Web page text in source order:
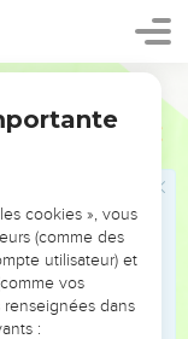
je vais déposséder
pour punir
lois et à mes
qui réside au
par les
vous, et le pays en
cookies », vous
(comme des
utilisateur) et
vos
dans
: